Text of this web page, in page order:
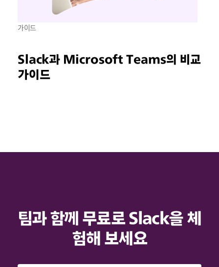
가이드
Slack과 Microsoft Teams의 비교
가이드
팀과 함께 무료로 Slack을 체
험해 보세요